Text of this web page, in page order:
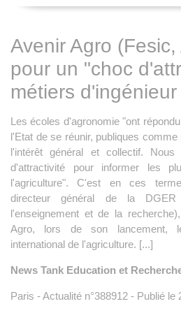
Avenir Agro
pour un "choc
métiers
Les écoles d'agronomie "ont
l'Etat de se réunir, publiques
l'intérêt général et collectif.
d'attractivité pour informer les
l'agriculture". C'est en ces
directeur général de la DGER
l'enseignement et de la
Agro, lors de son lancement,
international de l'agriculture. [...]
News Tank Education et
Paris - Actualité n°388912 - Publié le